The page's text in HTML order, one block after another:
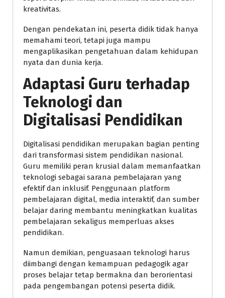
kreativitas.
Dengan pendekatan ini, peserta didik tidak hanya
memahami teori, tetapi juga mampu
mengaplikasikan pengetahuan dalam kehidupan
nyata dan dunia kerja.
Adaptasi Guru terhadap
Teknologi dan
Digitalisasi Pendidikan
Digitalisasi pendidikan merupakan bagian penting
dari transformasi sistem pendidikan nasional.
Guru memiliki peran krusial dalam memanfaatkan
teknologi sebagai sarana pembelajaran yang
efektif dan inklusif. Penggunaan platform
pembelajaran digital, media interaktif, dan sumber
belajar daring membantu meningkatkan kualitas
pembelajaran sekaligus memperluas akses
pendidikan.
Namun demikian, penguasaan teknologi harus
diimbangi dengan kemampuan pedagogik agar
proses belajar tetap bermakna dan berorientasi
pada pengembangan potensi peserta didik.